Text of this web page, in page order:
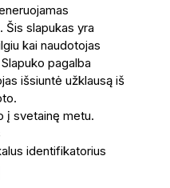
Šis slapukas yra
kai naudotojas
pagalba
išsiuntė užklausą iš
į svetainę metu.
identifikatorius